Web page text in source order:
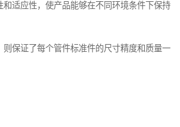
和适应性，使产品能够在不同环境条件下保持
则保证了每个管件标准件的尺寸精度和质量一